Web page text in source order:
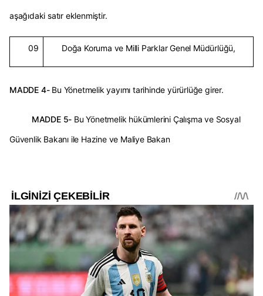
aşağıdaki satır eklenmiştir.
09 Doğa Koruma ve Milli Parklar Genel Müdürlüğü,
MADDE 4- Bu Yönetmelik yayımı tarihinde yürürlüğe girer.
MADDE 5- Bu Yönetmelik hükümlerini Çalışma ve Sosyal
Güvenlik Bakanı ile Hazine ve Maliye Bakan